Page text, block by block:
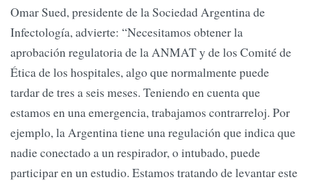
Omar Sued, presidente de la Sociedad Argentina de
Infectología, advierte: “Necesitamos obtener la
aprobación regulatoria de la ANMAT y de los Comité de
Ética de los hospitales, algo que normalmente puede
tardar de tres a seis meses. Teniendo en cuenta que
estamos en una emergencia, trabajamos contrarreloj. Por
ejemplo, la Argentina tiene una regulación que indica que
nadie conectado a un respirador, o intubado, puede
participar en un estudio. Estamos tratando de levantar este